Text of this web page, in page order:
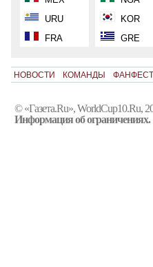
URU
FRA
KOR
GRE
НОВОСТИ КОМАНДЫ ФАНФЕСТ
© «Газета.Ru», WorldCup10.Ru,
Информация об ограничениях.